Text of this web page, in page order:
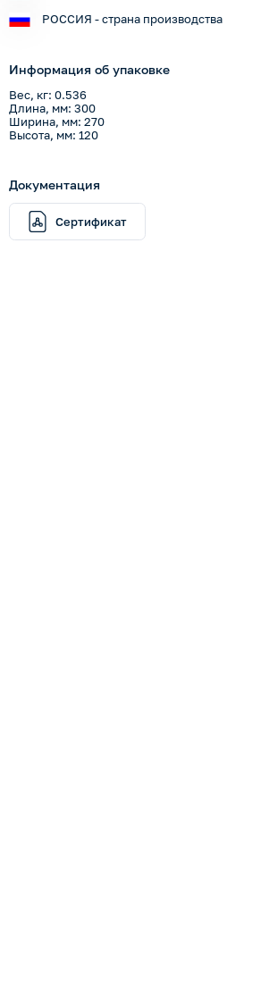
РОССИЯ - страна производства
Информация об упаковке
Вес, кг: 0.536
Длина, мм: 300
Ширина, мм: 270
Высота, мм: 120
Документация
Сертификат